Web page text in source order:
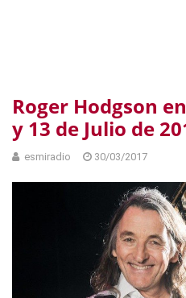
Roger Hodgson
y 13 de Julio de
esmiradio 30/03/2017